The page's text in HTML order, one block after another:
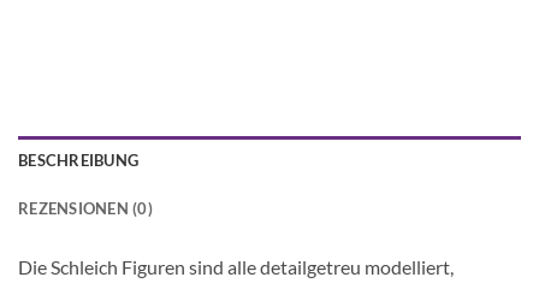
BESCHREIBUNG
REZENSIONEN (0)
Die Schleich Figuren sind alle detailgetreu modelliert,